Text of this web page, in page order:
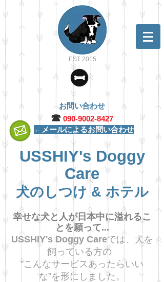
EST 2015
お問い合わせ
☎︎ 090-9002-8427
←メールによるお問い合わせ
USSHIY's Doggy
Care
犬のしつけ & ホテル
幸せな犬と人が日本中に溢れるこ
とを願って...
USSHIY's Doggy Careでは、犬を
飼っている方の
”こんなサービスあったらいい
な”を形にしました。